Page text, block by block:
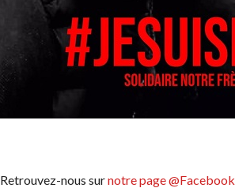
Retrouvez-nous surnotre page @Facebook